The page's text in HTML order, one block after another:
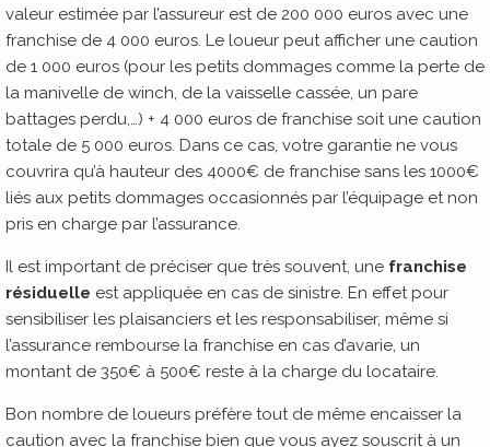
valeur estimée par l’assureur est de 200 000 euros avec une
franchise de 4 000 euros. Le loueur peut afficher une caution
de 1 000 euros (pour les petits dommages comme la perte de
la manivelle de winch, de la vaisselle cassée, un pare
battages perdu,…) + 4 000 euros de franchise soit une caution
totale de 5 000 euros. Dans ce cas, votre garantie ne vous
couvrira qu’à hauteur des 4000€ de franchise sans les 1000€
liés aux petits dommages occasionnés par l’équipage et non
pris en charge par l’assurance.
Il est important de préciser que très souvent, une franchise
résiduelle est appliquée en cas de sinistre. En effet pour
sensibiliser les plaisanciers et les responsabiliser, même si
l’assurance rembourse la franchise en cas d’avarie, un
montant de 350€ à 500€ reste à la charge du locataire.
Bon nombre de loueurs préfère tout de même encaisser la
caution avec la franchise bien que vous ayez souscrit à un